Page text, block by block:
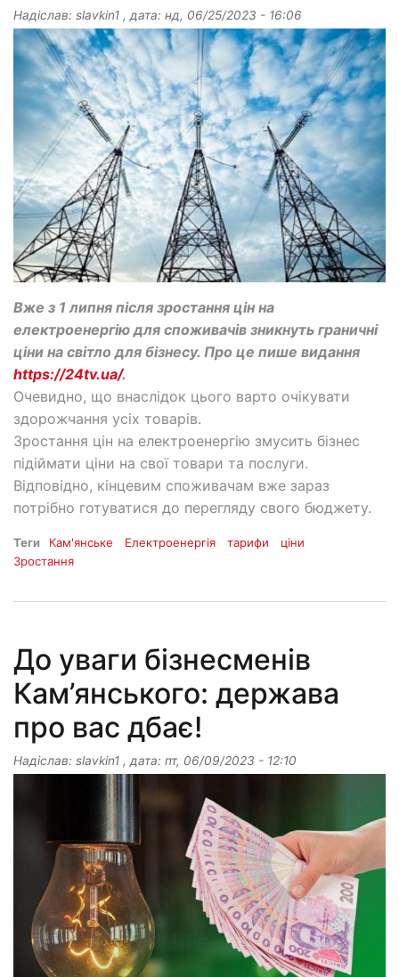
Надіслав: slavkin1 , дата: нд, 06/25/2023 - 16:06
Вже з 1 липня після зростання цін на
електроенергію для споживачів зникнуть граничні
ціни на світло для бізнесу. Про це пише видання
https://24tv.ua/.
Очевидно, що внаслідок цього варто очікувати
здорожчання усіх товарів.
Зростання цін на електроенергію змусить бізнес
підіймати ціни на свої товари та послуги.
Відповідно, кінцевим споживачам вже зараз
потрібно готуватися до перегляду свого бюджету.
Теги Кам'янське Електроенергія тарифи
ціни
Зростання
До уваги бізнесменів
Кам’янського: держава
про вас дбає!
Надіслав: slavkin1 , дата: пт, 06/09/2023 - 12:10